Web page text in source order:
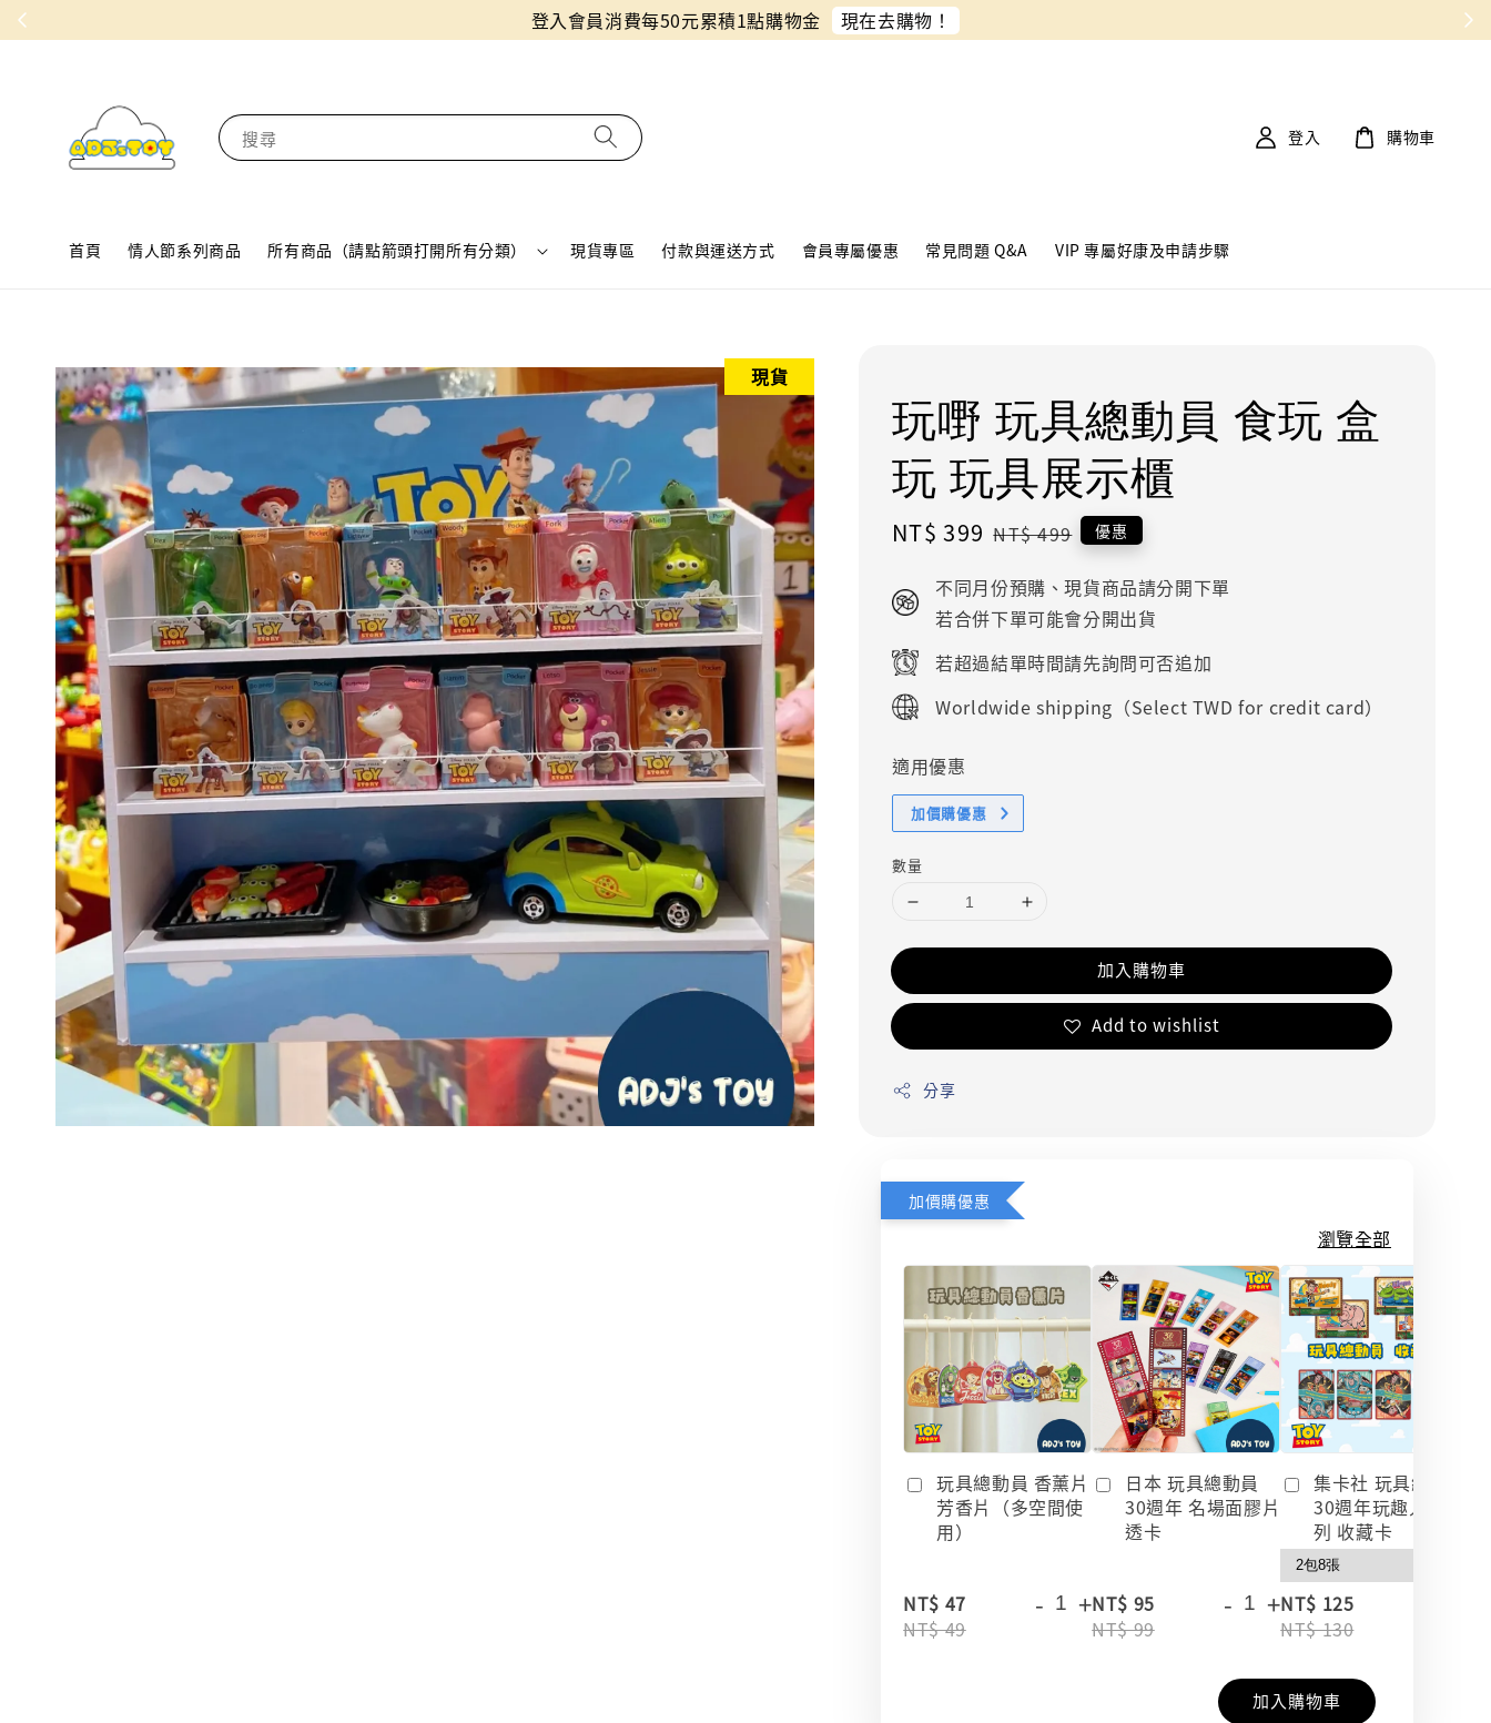
同月份預購單免費合併！只需付一筆運費
搜尋
首頁 情人節系列商品 所有商品（請點箭頭打開所有分類） 現貨專區 付款與運送方式 會員專屬優惠 常見問題 Q&A VIP 專屬好康及申請步驟
登入 購物車
現貨
玩嘢 玩具總動員 食玩 盒
玩 玩具展示櫃
Sale
NT$ 399 Regular
NT$ 499 優惠
不同月份預購、現貨商品請分開下單
若合併下單可能會分開出貨
若超過結單時間請先詢問可否追加
Worldwide shipping（Select TWD for credit card）
適用優惠
加價購優惠
數量
加入購物車
Add to wishlist
分享
加價購優惠
瀏覽全部
玩具總動員 香薰片
芳香片（多空間使
用）
NT$ 47
NT$ 49
- +
日本 玩具總動員
30週年 名場面膠片
透卡
NT$ 95
NT$ 99
- +
集卡社 玩具總動員
30週年玩趣人生系
列 收藏卡
NT$ 125
NT$ 130
加入購物車